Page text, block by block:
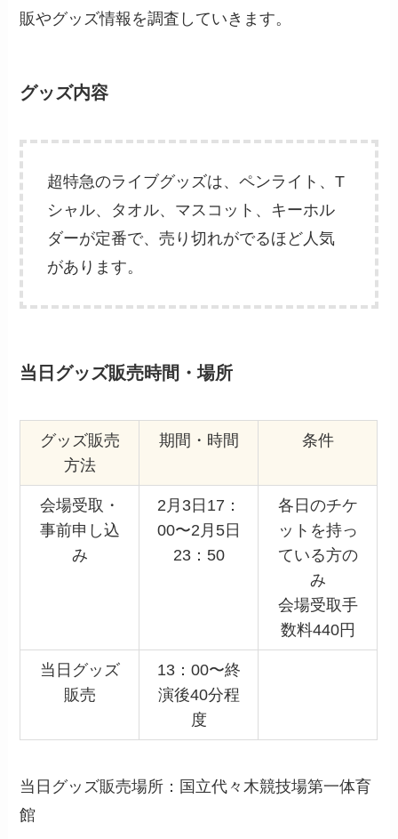
販やグッズ情報を調査していきます。
グッズ内容
超特急のライブグッズは、ペンライト、T
シャル、タオル、マスコット、キーホル
ダーが定番で、売り切れがでるほど人気
があります。
当日グッズ販売時間・場所
グッズ販売
方法
期間・時間 条件
会場受取・
事前申し込
み
2月3日17：
00〜2月5日
23：50
各日のチケ
ットを持っ
ている方の
み
会場受取手
数料440円
当日グッズ
販売
13：00〜終
演後40分程
度
当日グッズ販売場所：国立代々木競技場第一体育
館